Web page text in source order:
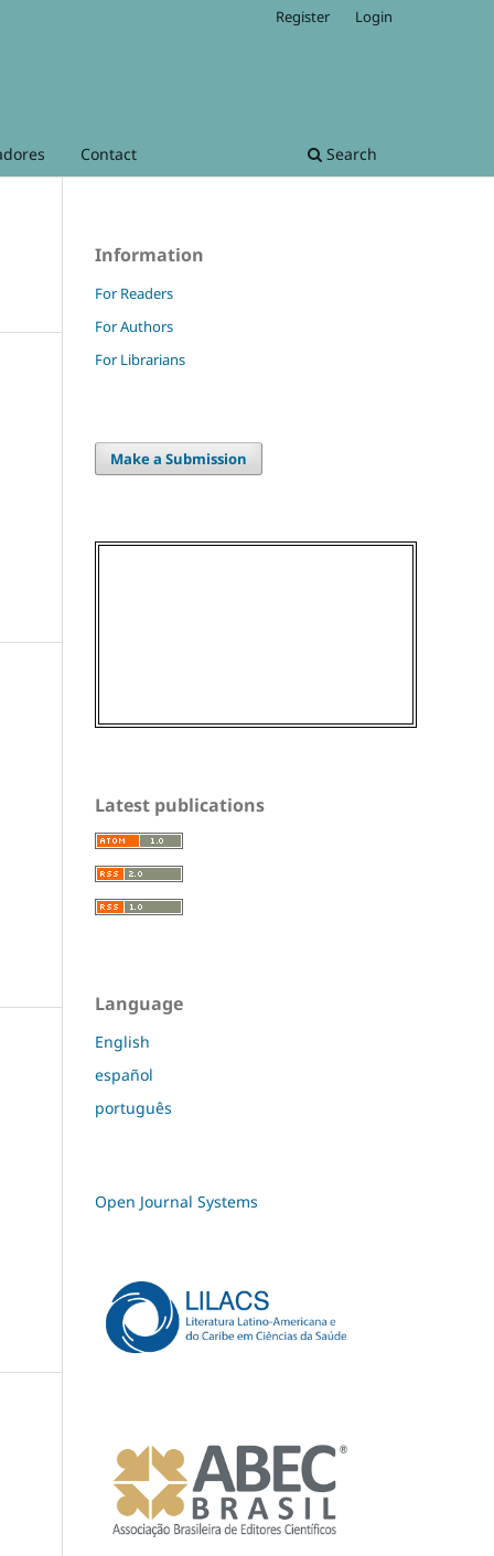
Contact Search
Register Login
Information
For Readers
For Authors
For Librarians
Make a Submission
Latest publications
Language
English
español
português
Open Journal Systems